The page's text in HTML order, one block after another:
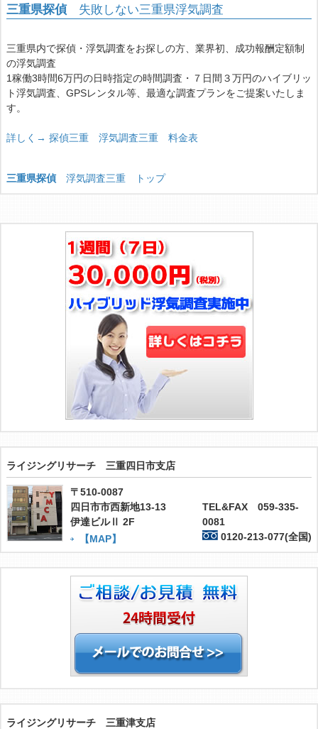
三重県探偵失敗しない三重県浮気調査
三重県内で探偵・浮気調査をお探しの方、業界初、成功報酬定額制
の浮気調査
1稼働3時間6万円の日時指定の時間調査・７日間３万円のハイブリッ
ト浮気調査、GPSレンタル等、最適な調査プランをご提案いたしま
す。
詳しく→ 探偵三重 浮気調査三重 料金表
三重県探偵浮気調査三重 トップ
ライジングリサーチ 三重四日市支店
〒510-0087
四日市市西新地13-13
伊達ビルⅡ 2F
【MAP】
TEL&FAX 059-335-
0081
0120-213-077(全国)
ライジングリサーチ 三重津支店